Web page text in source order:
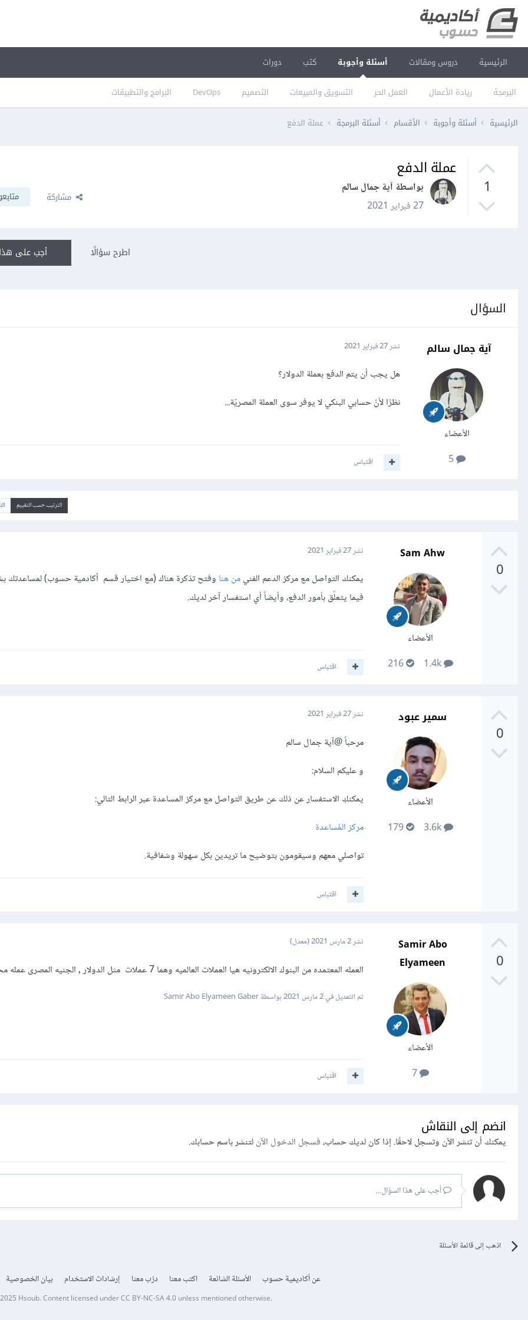
الرئيسية دروس ومقالات أسئلة وأجوبة
البرمجة ريادة الأعمال العمل الحر التسويق والمبيعات التصميم DevOps البرامج والتطبيقات
كتب دورات
الرئيسية أسئلة وأجوبة الأقسام أسئلة البرمجة عملة الدفع
1
عملة الدفع
بواسطة آية جمال سالم
27 فبراير 2021
مشاركة
أجب على اطرح سؤالًا
السؤال
آية جمال سالم
الأعضاء
5
نشر27 فبراير 2021
هل يجب أن يتم الدفع بعملة الدولار؟
نظرًا لأنّ حسابي البنكي لا يوفر سوى العملة المصريّة...
اقتباس
الترتيب حسب التقييم
0
Sam Ahw
الأعضاء
1.4k
216
نشر27 فبراير 2021
يمكنك التواصل مع مركز الدعم الفنيمن هنا وفتح تذكرة هناك (مع اختيار قسم أكادمية حسوب) لمساعدتك
فيما يتعلّق بأمور الدفع، وأيضاً أي استفسار آخر لديك.
اقتباس
0
سمير عبود
الأعضاء
3.6k
179
نشر27 فبراير 2021
مرحباً@آية جمال سالم
و عليكم السلام:
يمكنكِ الاستفسار عن ذلك عن طريق التواصل مع مركز المساعدة عبر الرابط التالي:
مركز المُساعدة
تواصلي معهم وسيقومون بتوضيح ما تريدين بكل سهولة وشفافية.
اقتباس
0
Samir Abo
Elyameen
الأعضاء
7
نشر2 مارس 2021 (معدل)
العمله المعتمده من البنوك الالكترونيه هيا العملات العالميه وهما 7 عملات مثل الدولار , الجنيه المصرى عمله محليه يا اختى
تم التعديل في2 مارس 2021 بواسطة Samir Abo Elyameen Gaber
اقتباس
انضم إلى النقاش
يمكنك أن تنشر الآن وتسجل لاحقًا. إذا كان لديك حساب،فسجل الدخول الآنلتنشر باسم حسابك.
أجب على هذا السؤال...
اذهب إلى قائمة الأسئلة
عن أكاديمية حسوب الأسئلة الشائعة اكتب معنا درّب معنا إرشادات الاستخدام بيان الخصوصية
Hsoub.Content licensed underCC BY-NC-SA 4.0unless mentioned otherwise.